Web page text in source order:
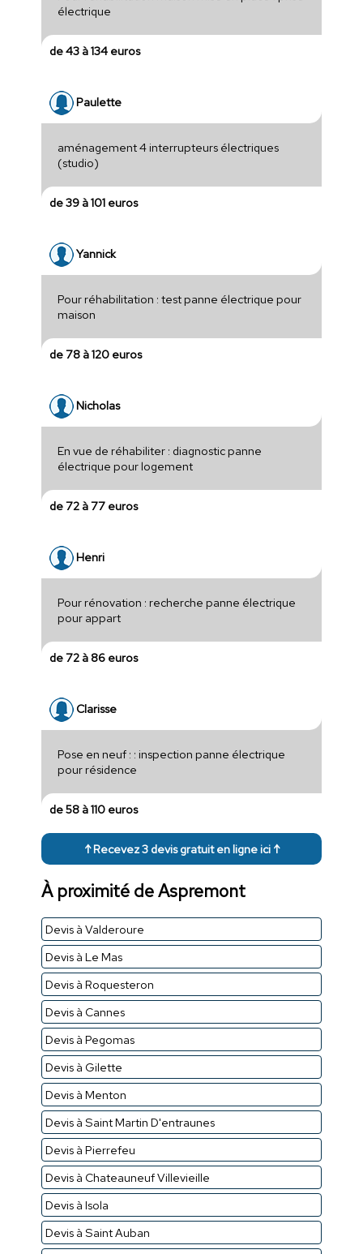
électrique
de 43 à 134 euros
Paulette
aménagement 4 interrupteurs électriques
(studio)
de 39 à 101 euros
Yannick
Pour réhabilitation : test panne électrique pour
maison
de 78 à 120 euros
Nicholas
En vue de réhabiliter : diagnostic panne
électrique pour logement
de 72 à 77 euros
Henri
Pour rénovation : recherche panne électrique
pour appart
de 72 à 86 euros
Clarisse
Pose en neuf : : inspection panne électrique
pour résidence
de 58 à 110 euros
↑ Recevez 3 devis gratuit en ligne ici ↑
À proximité de Aspremont
Devis à Valderoure
Devis à Le Mas
Devis à Roquesteron
Devis à Cannes
Devis à Pegomas
Devis à Gilette
Devis à Menton
Devis à Saint Martin D'entraunes
Devis à Pierrefeu
Devis à Chateauneuf Villevieille
Devis à Isola
Devis à Saint Auban